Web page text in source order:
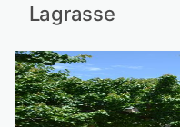
Lagrasse